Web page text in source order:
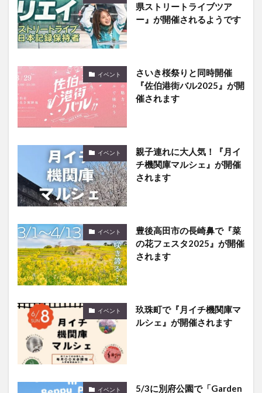
県ストリートライブツア
ー』が開催されるようです
イベント
さいき桜祭りと同時開催
『佐伯港街バル2025』が開
催されます
イベント
親子連れに大人気！『月イ
チ機関庫マルシェ』が開催
されます
イベント
豊後高田市の長崎鼻で『菜
の花フェスタ2025』が開催
されます
イベント
玖珠町で『月イチ機関庫マ
ルシェ』が開催されます
イベント 5/3に別府公園で「Garden